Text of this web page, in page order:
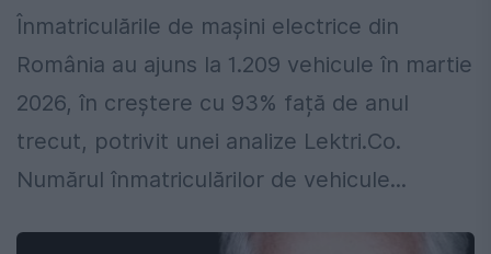
Înmatriculările de mașini electrice din
România au ajuns la 1.209 vehicule în martie
2026, în creștere cu 93% față de anul
trecut, potrivit unei analize Lektri.Co.
Numărul înmatriculărilor de vehicule...